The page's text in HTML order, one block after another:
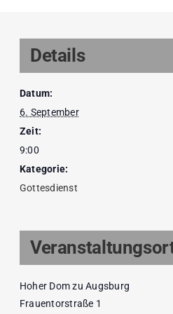
Details
Datum:
6. September
Zeit:
9:00
Kategorie:
Gottesdienst
Hoher Dom zu Augsburg
Frauentorstraße 1